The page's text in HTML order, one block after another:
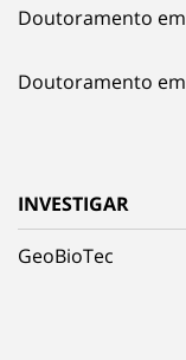
Doutoramento
Doutoramento
INVESTIGAR
GeoBioTec